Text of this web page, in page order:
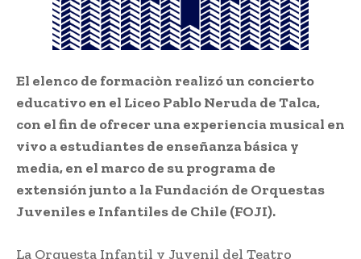
El elenco de formaciòn realizó un concierto
educativo en el Liceo Pablo Neruda de Talca,
con el fin de ofrecer una experiencia musical en
vivo a estudiantes de enseñanza básica y
media, en el marco de su programa de
extensión junto a la Fundación de Orquestas
Juveniles e Infantiles de Chile (FOJI).
La Orquesta Infantil y Juvenil del Teatro